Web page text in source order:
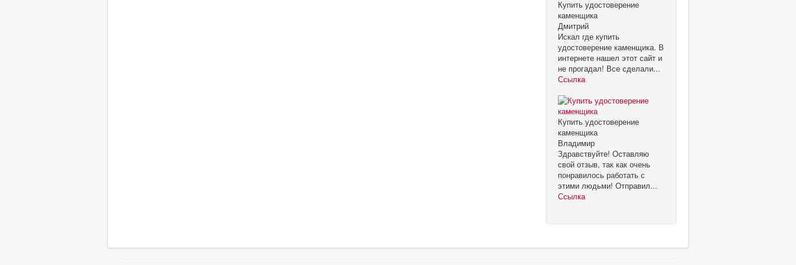
Купить удостоверение
каменщика
Дмитрий
Искал где купить
удостоверение каменщика. В
интернете нашел этот сайт и
не прогадал! Все сделали...
Ссылка
Купить удостоверение
каменщика
Владимир
Здравствуйте! Оставляю
свой отзыв, так как очень
понравилось работать с
этими людьми! Отправил...
Ссылка